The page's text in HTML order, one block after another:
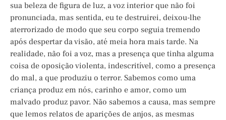
sua beleza de figura de luz, a voz interior que não foi
pronunciada, mas sentida, eu te destruirei, deixou-lhe
aterrorizado de modo que seu corpo seguia tremendo
após despertar da visão, até meia hora mais tarde. Na
realidade, não foi a voz, mas a presença que tinha alguma
coisa de oposição violenta, indescritível, como a presença
do mal, a que produziu o terror. Sabemos como uma
criança produz em nós, carinho e amor, como um
malvado produz pavor. Não sabemos a causa, mas sempre
que lemos relatos de aparições de anjos, as mesmas